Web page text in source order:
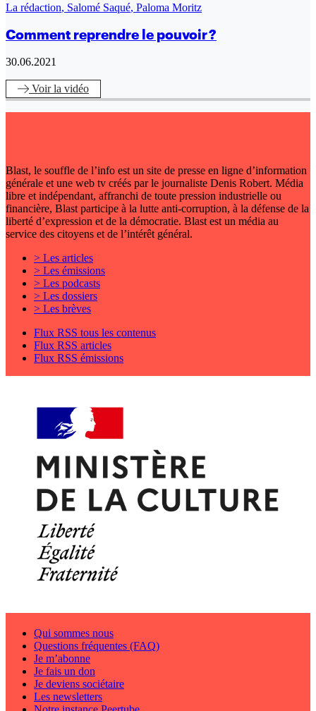
La rédaction, Salomé Saqué, Paloma Moritz
Comment reprendre le pouvoir ?
30.06.2021
Voirla vidéo
Blast, le souffle de l’info est un site de presse en ligne d’information
générale et une web tv créés par le journaliste Denis Robert. Média
libre et indépendant, affranchi de toute pression industrielle ou
financière, Blast participe à la lutte anti-corruption, à la défense de la
liberté d’expression et de la démocratie. Blast est un média au
service des citoyens et de l’intérêt général.
> Les articles
> Les émissions
> Les podcasts
> Les dossiers
> Les brèves
Flux RSS tous les contenus
Flux RSS articles
Flux RSS émissions
Qui sommes nous
Questions fréquentes (FAQ)
Je m’abonne
Je fais un don
Je deviens sociétaire
Les newsletters